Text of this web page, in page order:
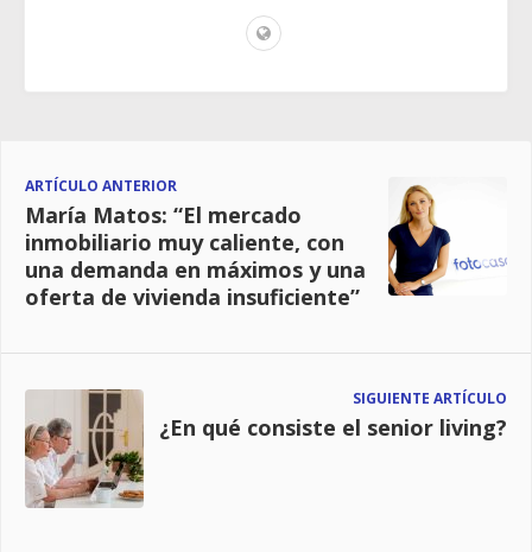
ARTÍCULO ANTERIOR
María Matos: “El mercado
inmobiliario muy caliente, con
una demanda en máximos y una
oferta de vivienda insuficiente”
SIGUIENTE ARTÍCULO
¿En qué consiste el senior living?